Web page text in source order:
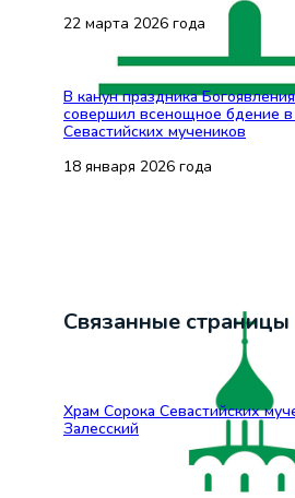
22 марта 2026 года
В канун праздника
совершил всенощное бдение в
Севастийских мучеников
18 января 2026 года
Связанные страницы
Храм Сорока Севастийских
Залесский